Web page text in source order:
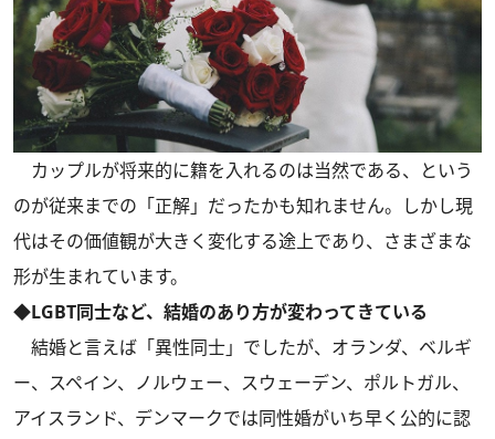
カップルが将来的に籍を入れるのは当然である、という
のが従来までの「正解」だったかも知れません。しかし現
代はその価値観が大きく変化する途上であり、さまざまな
形が生まれています。
◆LGBT同士など、結婚のあり方が変わってきている
結婚と言えば「異性同士」でしたが、オランダ、ベルギ
ー、スペイン、ノルウェー、スウェーデン、ポルトガル、
アイスランド、デンマークでは同性婚がいち早く公的に認